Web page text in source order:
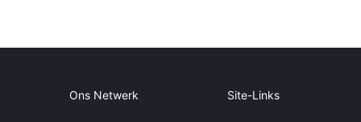
Ons Netwerk Site-Links